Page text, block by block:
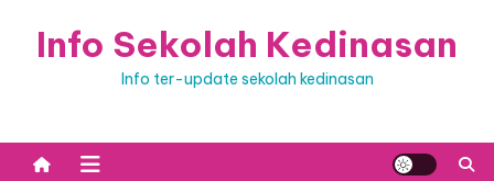
Info Sekolah Kedinasan
Info ter-update sekolah kedinasan